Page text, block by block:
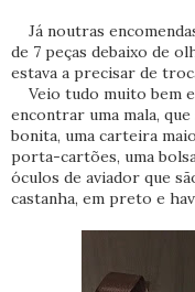
Já noutras
de 7 peças debaixo de
estava a precisar de
Veio tudo muito bem
encontrar uma mala,
bonita, uma carteira
porta-cartões, uma
óculos de aviador que
castanha, em preto e